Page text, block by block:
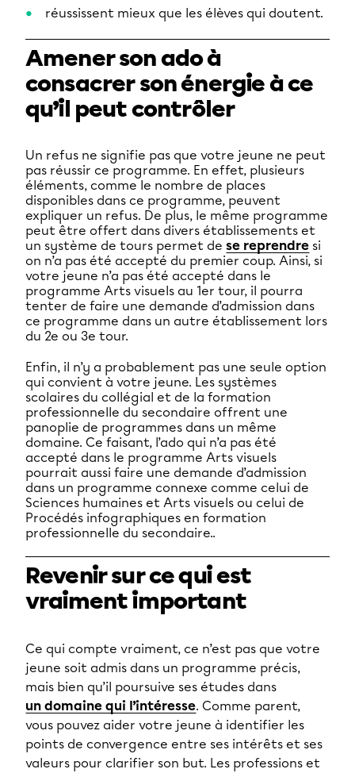
réussissent mieux que les élèves qui doutent.
Amener son ado à
consacrer son énergie à ce
qu’il peut contrôler
Un refus ne signifie pas que votre jeune ne peut
pas réussir ce programme. En effet, plusieurs
éléments, comme le nombre de places
disponibles dans ce programme, peuvent
expliquer un refus. De plus, le même programme
peut être offert dans divers établissements et
un système de tours permet de se reprendre si
on n’a pas été accepté du premier coup. Ainsi, si
votre jeune n’a pas été accepté dans le
programme Arts visuels au 1er tour, il pourra
tenter de faire une demande d’admission dans
ce programme dans un autre établissement lors
du 2e ou 3e tour.
Enfin, il n’y a probablement pas une seule option
qui convient à votre jeune. Les systèmes
scolaires du collégial et de la formation
professionnelle du secondaire offrent une
panoplie de programmes dans un même
domaine. Ce faisant, l’ado qui n’a pas été
accepté dans le programme Arts visuels
pourrait aussi faire une demande d’admission
dans un programme connexe comme celui de
Sciences humaines et Arts visuels ou celui de
Procédés infographiques en formation
professionnelle du secondaire..
Revenir sur ce qui est
vraiment important
Ce qui compte vraiment, ce n’est pas que votre
jeune soit admis dans un programme précis,
mais bien qu’il poursuive ses études dans
un domaine qui l’intéresse. Comme parent,
vous pouvez aider votre jeune à identifier les
points de convergence entre ses intérêts et ses
valeurs pour clarifier son but. Les professions et